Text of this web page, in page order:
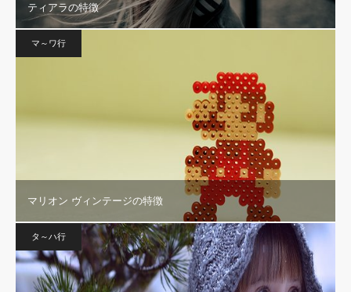
ティアラの特徴
マ～ワ行
マリオン ヴィンテージの特徴
タ～ハ行